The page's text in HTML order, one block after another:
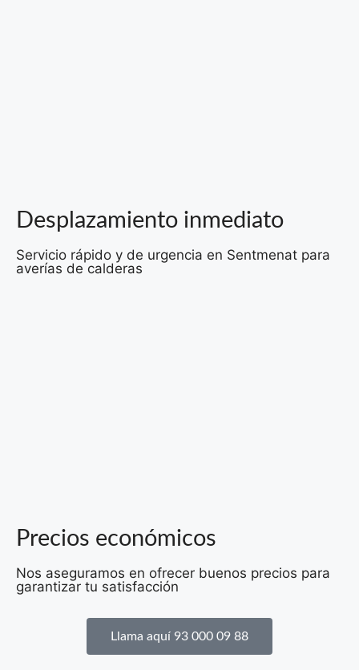
Desplazamiento inmediato
Servicio rápido y de urgencia en Sentmenat para
averías de calderas
Precios económicos
Nos aseguramos en ofrecer buenos precios para
garantizar tu satisfacción
Llama aquí 93 000 09 88